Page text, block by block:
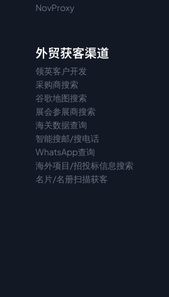
NovProxy
外贸获客渠道
领英客户开发
采购商搜索
谷歌地图搜索
展会参展商搜索
海关数据查询
智能搜邮/搜电话
WhatsApp查询
海外项目/招投标信息搜索
名片/名册扫描获客